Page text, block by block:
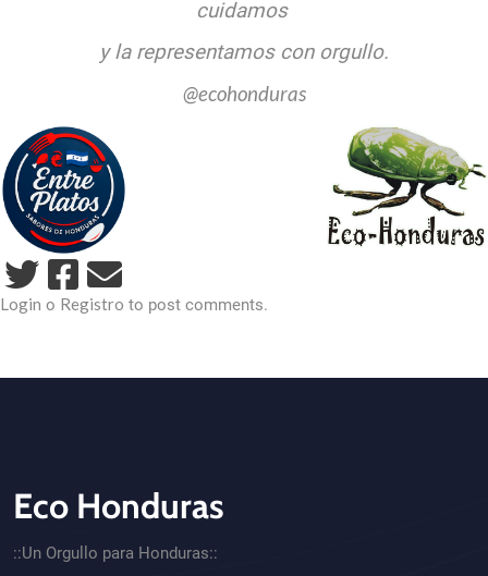
cuidamos
y la representamos con orgullo.
@ecohonduras
Login o Registro to post comments.
CTA - Footer
Eco Honduras
::Un Orgullo para Honduras::